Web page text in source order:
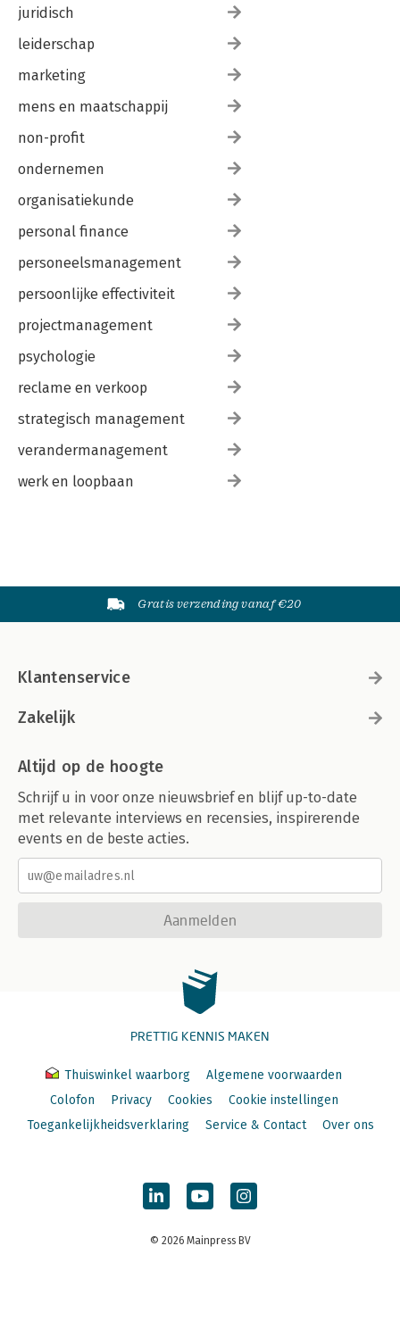
juridisch
leiderschap
marketing
mens en maatschappij
non-profit
ondernemen
organisatiekunde
personal finance
personeelsmanagement
persoonlijke effectiviteit
projectmanagement
psychologie
reclame en verkoop
strategisch management
verandermanagement
werk en loopbaan
Gratis verzending vanaf €20
Klantenservice
Zakelijk
Altijd op de hoogte
Schrijf u in voor onze nieuwsbrief en blijf up-to-date
met relevante interviews en recensies, inspirerende
events en de beste acties.
Aanmelden
PRETTIG KENNIS MAKEN
Thuiswinkel waarborg
Algemene voorwaarden
Colofon
Privacy Cookies
Cookie instellingen
Toegankelijkheidsverklaring
Service & Contact Over ons
© 2026 Mainpress BV